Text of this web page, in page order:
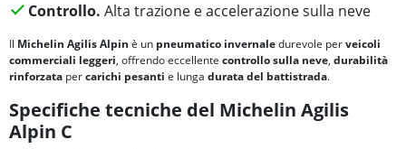
Controllo. Alta trazione e accelerazione sulla neve
Il Michelin Agilis Alpin è un pneumatico invernaledurevole perveicoli
commerciali leggeri, offrendo eccellente controllo sulla neve, durabilità
rinforzata percarichi pesanti e lunga durata del battistrada.
Specifiche tecniche del Michelin Agilis
Alpin C